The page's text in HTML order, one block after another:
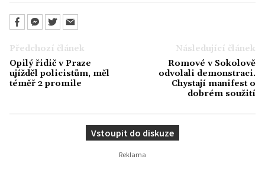
Předchozí článek
Opilý řidič v Praze
ujížděl policistům, měl
téměř 2 promile
Následující článek
Romové v Sokolově
odvolali demonstraci.
Chystají manifest o
dobrém soužití
Vstoupit do diskuze